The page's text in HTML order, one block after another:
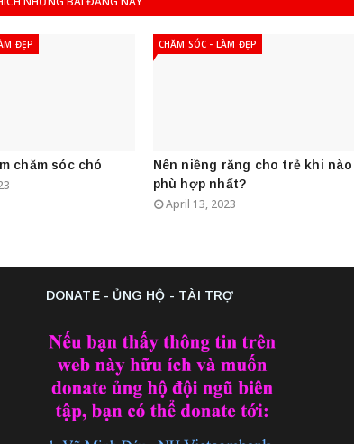
ĐẸP
chăm sóc chó
CHĂM SÓC - LÀM ĐẸP
Nên niềng răng cho trẻ khi nào
phù hợp nhất?
April 13, 2023
DONATE - ỦNG HỘ - TÀI TRỢ